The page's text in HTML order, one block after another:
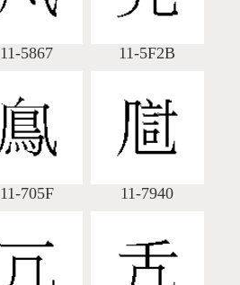
11-5867 11-5F2B
11-705F 11-7940